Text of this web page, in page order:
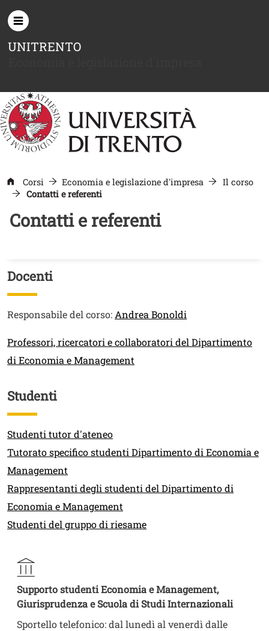
UNITRENTO
Corsi Economia e legislazione d'impresa
Il corso
Contatti e referenti
Contatti e referenti
Titolo
Docenti
Testo
Responsabile del corso:Andrea Bonoldi
Link
Professori, ricercatori e collaboratori del Dipartimento
di Economia e Management
Titolo
Studenti
Link
Studenti tutor d'ateneo
Tutorato specifico studenti Dipartimento di Economia e
Management
Rappresentanti degli studenti del Dipartimento di
Economia e Management
Studenti del gruppo di riesame
Supporto studenti Economia e Management,
Giurisprudenza e Scuola di Studi Internazionali
Sportello telefonico: dal lunedì al venerdì dalle